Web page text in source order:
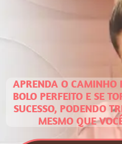
APRENDA O CAMINHO
BOLO PERFEITO E SE
SUCESSO, PODENDO
MESMO QUE